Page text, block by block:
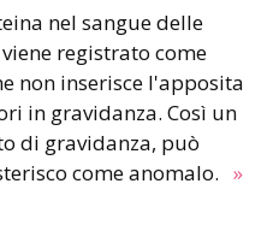
registrato come
non inserisce l'apposita
in gravidanza. Così un
di gravidanza, può
come anomalo. »